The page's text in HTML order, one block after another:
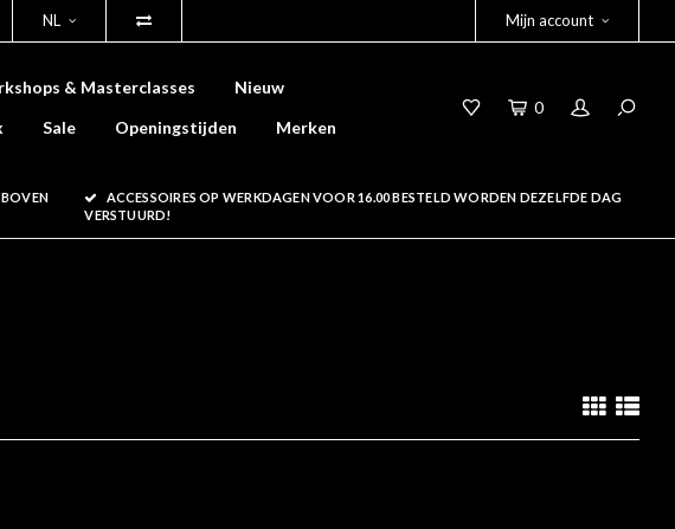
NL Mijn account
& Masterclasses
Nieuw
Sale Openingstijden Merken
0
BOVEN
ACCESSOIRES OP WERKDAGEN VOOR 16.00 BESTELD WORDEN DEZELFDE DAG
VERSTUURD!